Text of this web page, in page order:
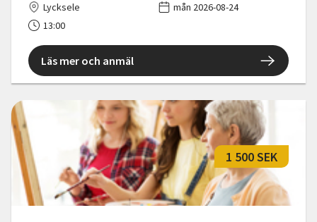
Lycksele
mån 2026-08-24
13:00
Läs mer och anmäl
1 500 SEK